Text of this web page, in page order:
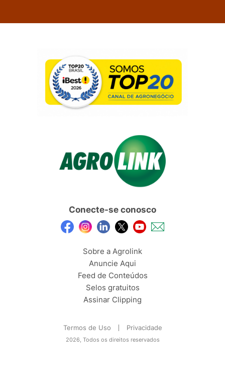
Conecte-se conosco
Sobre a Agrolink
Anuncie Aqui
Feed de Conteúdos
Selos gratuitos
Assinar Clipping
Termos de Uso Privacidade
2026, Todos os direitos reservados